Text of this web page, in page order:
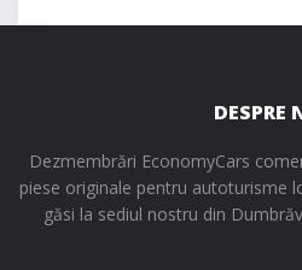
DESPRE
Dezmembrări EconomyCars
piese originale pentru autoturisme
găsi la sediul nostru din